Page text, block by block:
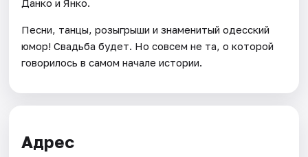
Данко и Янко.
Песни, танцы, розыгрыши и знаменитый одесский
юмор! Свадьба будет. Но совсем не та, о которой
говорилось в самом начале истории.
Адрес